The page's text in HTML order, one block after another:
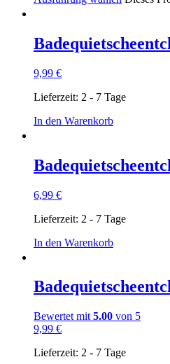
9,99 €
Lieferzeit: 2 - 7 Tage
In den Warenkorb
6,99 €
Lieferzeit: 2 - 7 Tage
In den Warenkorb
Bewertet mit 5.00 von 5
9,99 €
Lieferzeit: 2 - 7 Tage